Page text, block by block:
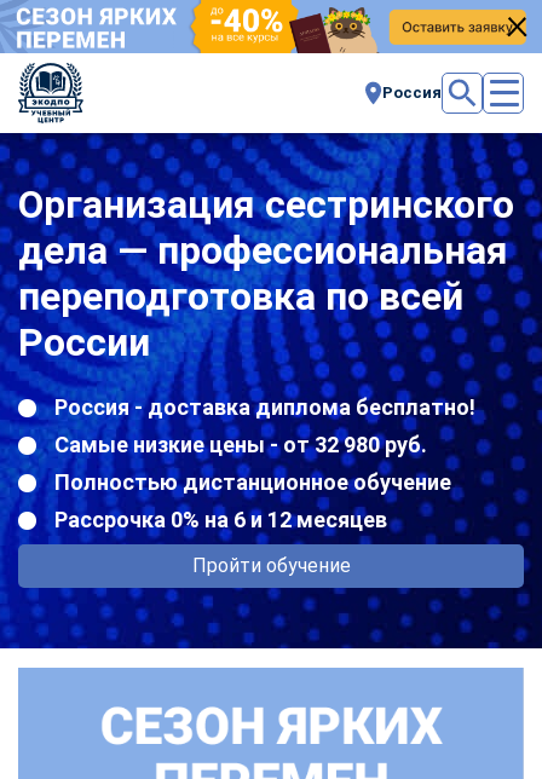
Россия
Организация сестринского
дела — профессиональная
переподготовка по всей
России
Россия - доставка диплома бесплатно!
Самые низкие цены - от 32 980 руб.
Полностью дистанционное обучение
Рассрочка 0% на 6 и 12 месяцев
Пройти обучение